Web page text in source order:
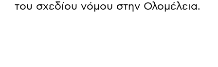
του σχεδίου νόμου στην Ολομέλεια.